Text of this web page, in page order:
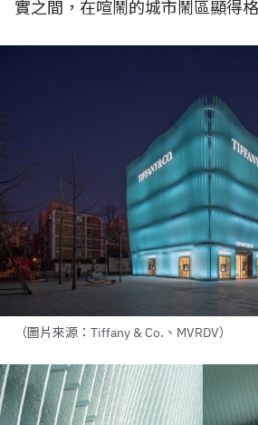
實之間，在喧鬧的城市鬧區顯得
（圖片來源：Tiffany & Co.、MVRDV）